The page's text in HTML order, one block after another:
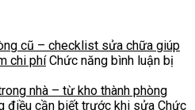
cũ – checklist sửa chữa giúp
chi phí Chức năng bình luận bị
nhà – từ kho thành phòng
điều cần biết trước khi sửa Chức